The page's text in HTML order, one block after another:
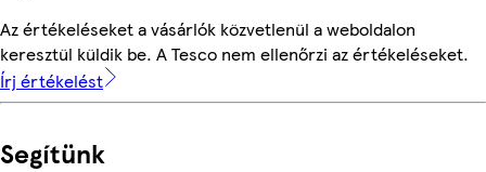
Az értékeléseket a vásárlók közvetlenül a weboldalon
keresztül küldik be. A Tesco nem ellenőrzi az értékeléseket.
Írj értékelést
Segítünk